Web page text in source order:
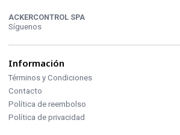
ACKERCONTROL SPA
Síguenos
Información
Términos y Condiciones
Contacto
Política de reembolso
Política de privacidad